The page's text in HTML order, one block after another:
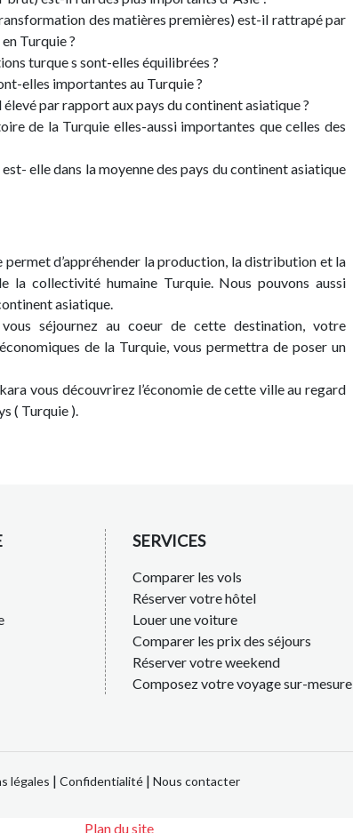
des matières premières) est-il rattrapé par
Turquie ?
turque s sont-elles équilibrées ?
elles importantes au Turquie ?
par rapport aux pays du continent asiatique ?
de la Turquie elles-aussi importantes que celles des
elle dans la moyenne des pays du continent asiatique
permet d’appréhender la production, la distribution et la
la collectivité humaine Turquie. Nous pouvons aussi
asiatique.
séjournez au coeur de cette destination, votre
de la Turquie, vous permettra de poser un
vous découvrirez l’économie de cette ville au regard
( Turquie ).
SERVICES
Comparer les vols
Réserver votre hôtel
Louer une voiture
Comparer les prix des séjours
Réserver votre weekend
Composez votre voyage sur-mesure
légales | Confidentialité | Nous contacter
Plan du site